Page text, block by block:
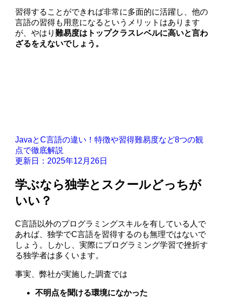
習得することができれば非常に多面的に活躍し、他の
言語の習得も用意になるというメリットはあります
が、やはり難易度はトップクラスレベルに高いと言わ
ざるをえないでしょう。
JavaとC言語の違い！特徴や習得難易度など8つの観
点で徹底解説
更新日：2025年12月26日
学ぶなら独学とスクールどっちが
いい？
C言語以外のプログラミングスキルを有している人で
あれば、独学でC言語を習得するのも無理ではないで
しょう。しかし、実際にプログラミング学習で挫折す
る独学者は多くいます。
事実、弊社が実施した調査では
不明点を聞ける環境になかった